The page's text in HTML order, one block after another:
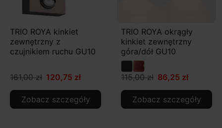
TRIO ROYA kinkiet
zewnętrzny z
czujnikiem ruchu GU10
161,00 zł 120,75 zł
Zobacz szczegóły
TRIO ROYA okrągły
kinkiet zewnętrzny
góra/dół GU10
115,00 zł 86,25 zł
Zobacz szczegóły